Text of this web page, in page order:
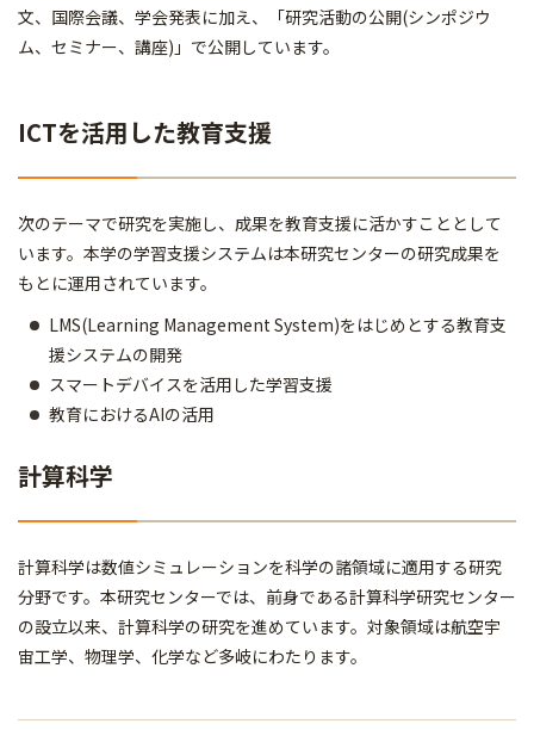
文、国際会議、学会発表に加え、「研究活動の公開(シンポジウ
ム、セミナー、講座)」で公開しています。
ICTを活用した教育支援
次のテーマで研究を実施し、成果を教育支援に活かすこととして
います。本学の学習支援システムは本研究センターの研究成果を
もとに運用されています。
LMS(Learning Management System)をはじめとする教育支
援システムの開発
スマートデバイスを活用した学習支援
教育におけるAIの活用
計算科学
計算科学は数値シミュレーションを科学の諸領域に適用する研究
分野です。本研究センターでは、前身である計算科学研究センター
の設立以来、計算科学の研究を進めています。対象領域は航空宇
宙工学、物理学、化学など多岐にわたります。